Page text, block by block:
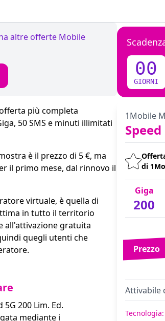
altre offerte Mobile
più completa
50 SMS e minuti illimitati
è il prezzo di 5 €, ma
il primo mese, dal rinnovo il
virtuale, è quella di
in tutto il territorio
all'attivazione gratuita
quegli utenti che
5G 200 Lim. Ed.
mediante i
00
GIORNI
1Mobile
di
Giga
200
Prezzo
Attivabile
Tecnologia: